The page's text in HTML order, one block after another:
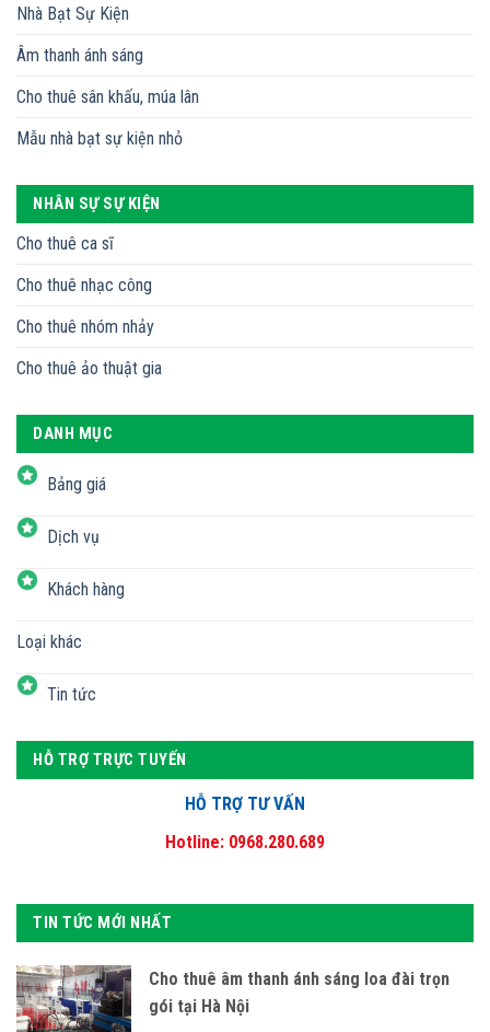
Nhà Bạt Sự Kiện
Âm thanh ánh sáng
Cho thuê sân khấu, múa lân
Mẫu nhà bạt sự kiện nhỏ
NHÂN SỰ SỰ KIỆN
Cho thuê ca sĩ
Cho thuê nhạc công
Cho thuê nhóm nhảy
Cho thuê ảo thuật gia
DANH MỤC
Bảng giá
Dịch vụ
Khách hàng
Loại khác
Tin tức
HỖ TRỢ TRỰC TUYẾN
HỖ TRỢ TƯ VẤN
Hotline: 0968.280.689
TIN TỨC MỚI NHẤT
Cho thuê âm thanh ánh sáng loa đài trọn
gói tại Hà Nội